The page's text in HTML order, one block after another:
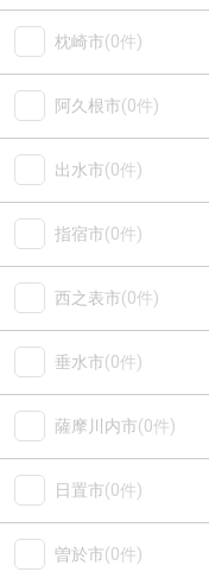
枕崎市(0件)
阿久根市(0件)
出水市(0件)
指宿市(0件)
西之表市(0件)
垂水市(0件)
薩摩川内市(0件)
日置市(0件)
曽於市(0件)